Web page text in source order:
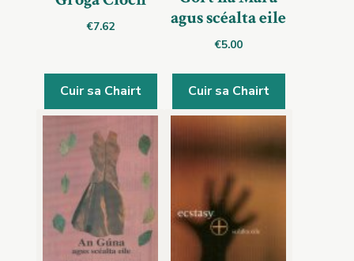
€7.62
Cuir sa Chairt
agus scéalta eile
€5.00
Cuir sa Chairt